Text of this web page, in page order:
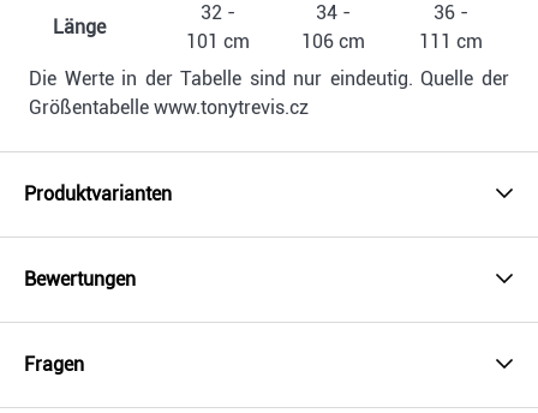
Länge
32 -
101 cm
34 -
106 cm
36 -
111 cm
Die Werte in der Tabelle sind nur eindeutig. Quelle der
Größentabelle www.tonytrevis.cz
Produktvarianten
Bewertungen
Fragen